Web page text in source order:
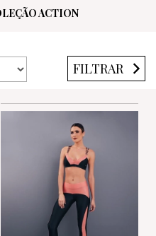
ACTION
FILTRAR